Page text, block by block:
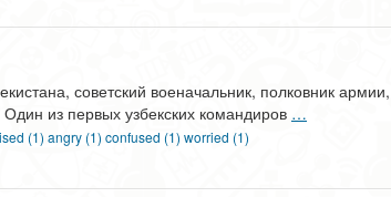
советский военачальник, полковник
из первых узбекских командиров …
(1) angry (1) confused (1) worried (1)